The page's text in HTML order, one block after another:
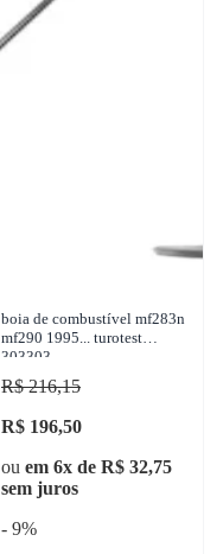
boia de combustível mf283n
mf290 1995... turotest
303303
R$ 216,15
R$ 196,50
ou em 6x de R$ 32,75
sem juros
- 9%